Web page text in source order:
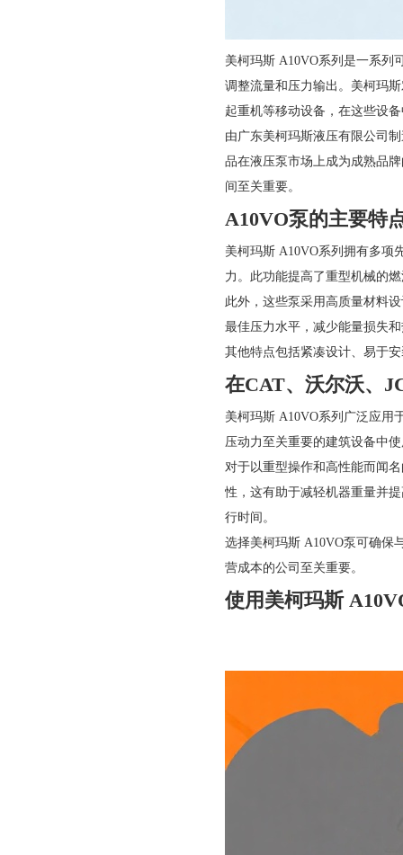
美柯玛斯 A10VO系列是一系列
调整流量和压力输出。美柯玛
起重机等移动设备，在这些设
由广东美柯玛斯液压有限公司
品在液压泵市场上成为成熟品
间至关重要。
A10VO泵的主要特
美柯玛斯 A10VO系列拥有多项
力。此功能提高了重型机械的
此外，这些泵采用高质量材料
最佳压力水平，减少能量损失
其他特点包括紧凑设计、易于
在CAT、沃尔沃、
美柯玛斯 A10VO系列广泛应用
压动力至关重要的建筑设备中
对于以重型操作和高性能而闻
性，这有助于减轻机器重量并
行时间。
选择美柯玛斯 A10VO泵可确保
营成本的公司至关重要。
使用美柯玛斯